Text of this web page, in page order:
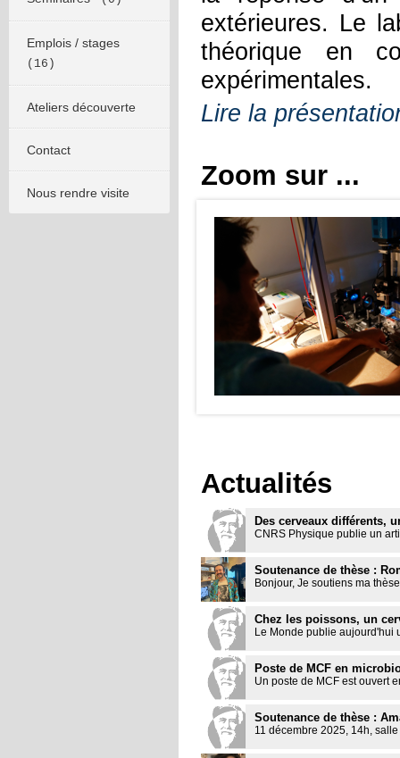
Emplois / stages
(16)
Ateliers découverte
Contact
Nous rendre visite
extérieures. Le
théorique en
expérimentales.
Lire la
Zoom sur ...
Actualités
Des cerveaux différents,
CNRS Physique publie un
Soutenance de thèse :
Bonjour, Je soutiens ma
Chez les poissons, un
Le Monde publie aujourd'hui
Poste de MCF en
Un poste de MCF est ouvert
Soutenance de thèse :
11 décembre 2025, 14h,